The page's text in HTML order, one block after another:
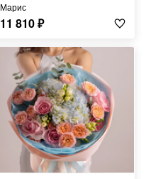
Марис
11 810₽